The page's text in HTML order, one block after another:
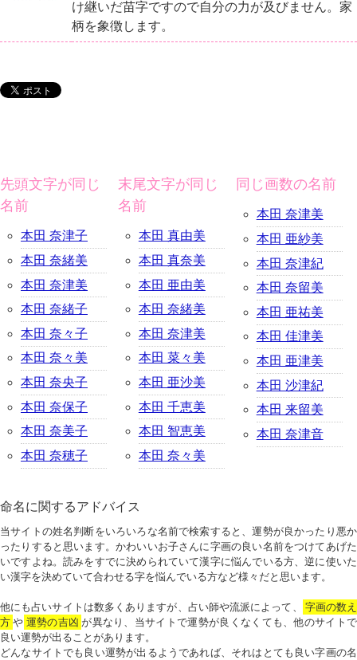
け継いだ苗字ですので自分の力が及びません。家
柄を象徴します。
先頭文字が同じ
名前
本田 奈津子
本田 奈緒美
本田 奈津美
本田 奈緒子
本田 奈々子
本田 奈々美
本田 奈央子
本田 奈保子
本田 奈美子
本田 奈穂子
末尾文字が同じ
名前
本田 真由美
本田 真奈美
本田 亜由美
本田 奈緒美
本田 奈津美
本田 菜々美
本田 亜沙美
本田 千恵美
本田 智恵美
本田 奈々美
同じ画数の名前
本田 奈津美
本田 亜紗美
本田 奈津紀
本田 奈留美
本田 亜祐美
本田 佳津美
本田 亜津美
本田 沙津紀
本田 来留美
本田 奈津音
命名に関するアドバイス
当サイトの姓名判断をいろいろな名前で検索すると、運勢が良かったり悪か
ったりすると思います。かわいいお子さんに字画の良い名前をつけてあげた
いですよね。読みをすでに決められていて漢字に悩んでいる方、逆に使いた
い漢字を決めていて合わせる字を悩んでいる方など様々だと思います。
他にも占いサイトは数多くありますが、占い師や流派によって、
字画の数え
方 や 運勢の吉凶 が異なり、当サイトで運勢が良くなくても、他のサイトで
良い運勢が出ることがあります。
どんなサイトでも良い運勢が出るようであれば、それはとても良い字画の名